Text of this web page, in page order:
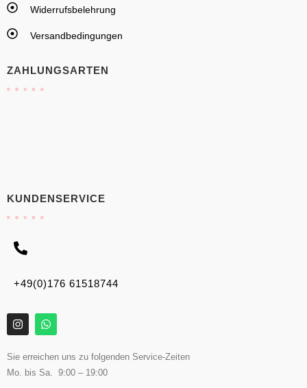
Widerrufsbelehrung
Versandbedingungen
ZAHLUNGSARTEN
KUNDENSERVICE
+49(0)176 61518744
Sie erreichen uns zu folgenden Service-Zeiten
Mo. bis Sa. 9:00 – 19:00